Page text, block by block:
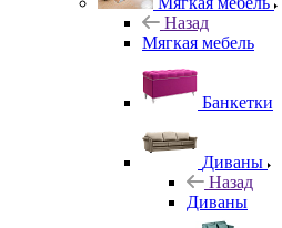
Назад
Мягкая мебель
Банкетки
Диваны
Назад
Диваны